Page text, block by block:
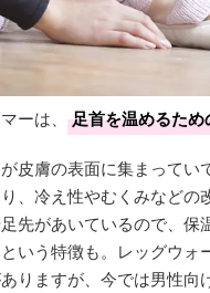
ーは、 足首を温めるた
皮膚の表面に集まってい
、冷え性やむくみなどの
先があいているので、保
いう特徴も。レッグウォ
りますが、今では男性向